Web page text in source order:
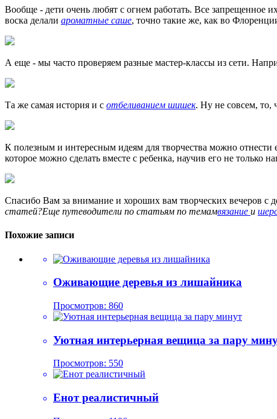
Вообще - дети очень любят с огнем работать. Все запрещенное
воска делали ароматные саше, точно такие же, как во
А еще - мы часто проверяем разные мастер-классы из сети.
Та же самая история и с отбеливанием шишек. Ну не совсем, то,
К полезным и интересным идеям для творчества можно отнести
которое можно сделать вместе с ребенка, научив его не
Спасибо Вам за внимание и хороших вам творческих вечеров с
статей?Еще путеводители по статьям по темамвязание и
Похожие записи
Оживающие деревья из лишайника
Просмотров: 860
Уютная интерьерная вещица за пару
Просмотров: 550
Енот реалистичный